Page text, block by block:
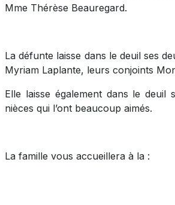
Mme Thérèse Beauregard.
La défunte laisse dans le deuil ses
Myriam Laplante, leurs conjoints
Elle laisse également dans le
nièces qui l’ont beaucoup aimés.
La famille vous accueillera à la :